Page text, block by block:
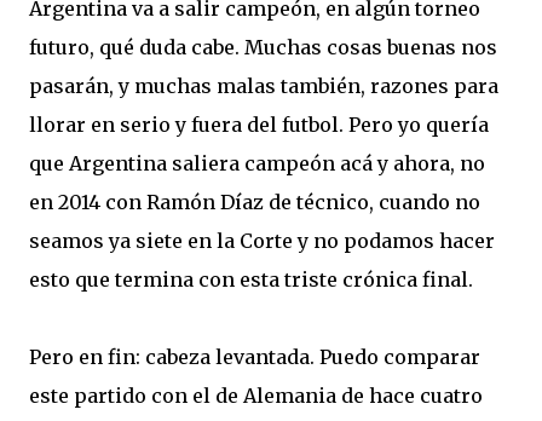
Argentina va a salir campeón, en algún torneo
futuro, qué duda cabe. Muchas cosas buenas nos
pasarán, y muchas malas también, razones para
llorar en serio y fuera del futbol. Pero yo quería
que Argentina saliera campeón acá y ahora, no
en 2014 con Ramón Díaz de técnico, cuando no
seamos ya siete en la Corte y no podamos hacer
esto que termina con esta triste crónica final.
Pero en fin: cabeza levantada. Puedo comparar
este partido con el de Alemania de hace cuatro